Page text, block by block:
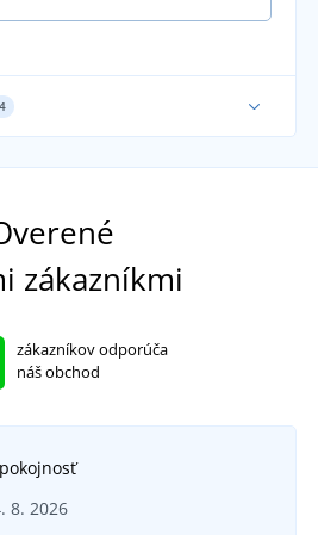
4
zákazníkmi
zákazníkov odporúča
náš obchod
8. 2026